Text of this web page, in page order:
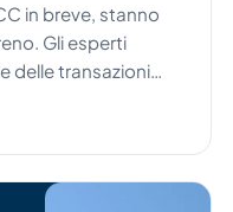
in breve, stanno
Gli esperti
delle transazioni
di 6.800
gli utenti più comuni
E soprattutto,